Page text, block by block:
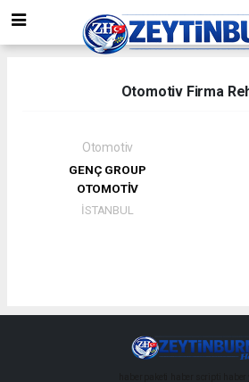
Otomotiv Firma
Otomotiv
GENÇ GROUP
OTOMOTİV
İSTANBUL